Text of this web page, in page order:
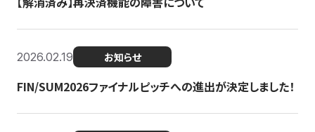
2026.02.19 お知らせ
FIN/SUM2026ファイナルピッチへの進出が決定しました！